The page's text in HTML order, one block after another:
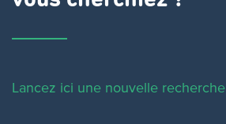
Lancez ici une nouvelle recherche